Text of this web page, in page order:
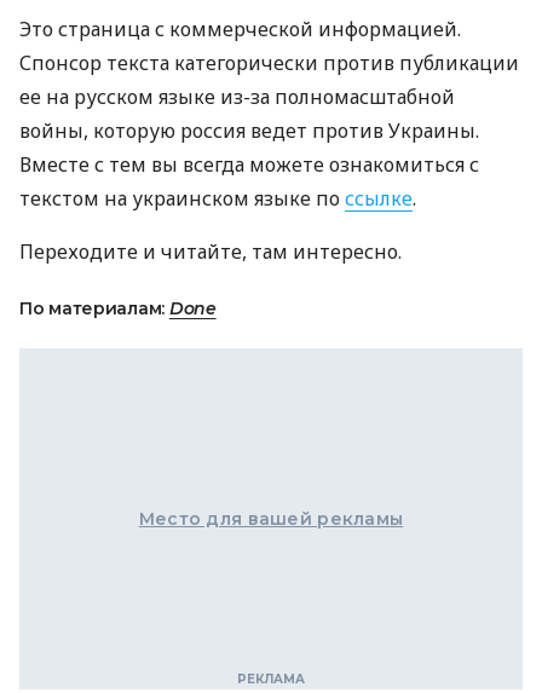
Это страница с коммерческой информацией.
Спонсор текста категорически против публикации
ее на русском языке из-за полномасштабной
войны, которую россия ведет против Украины.
Вместе с тем вы всегда можете ознакомиться с
текстом на украинском языке поссылке.
Переходите и читайте, там интересно.
По материалам: Done
Место для вашей рекламы